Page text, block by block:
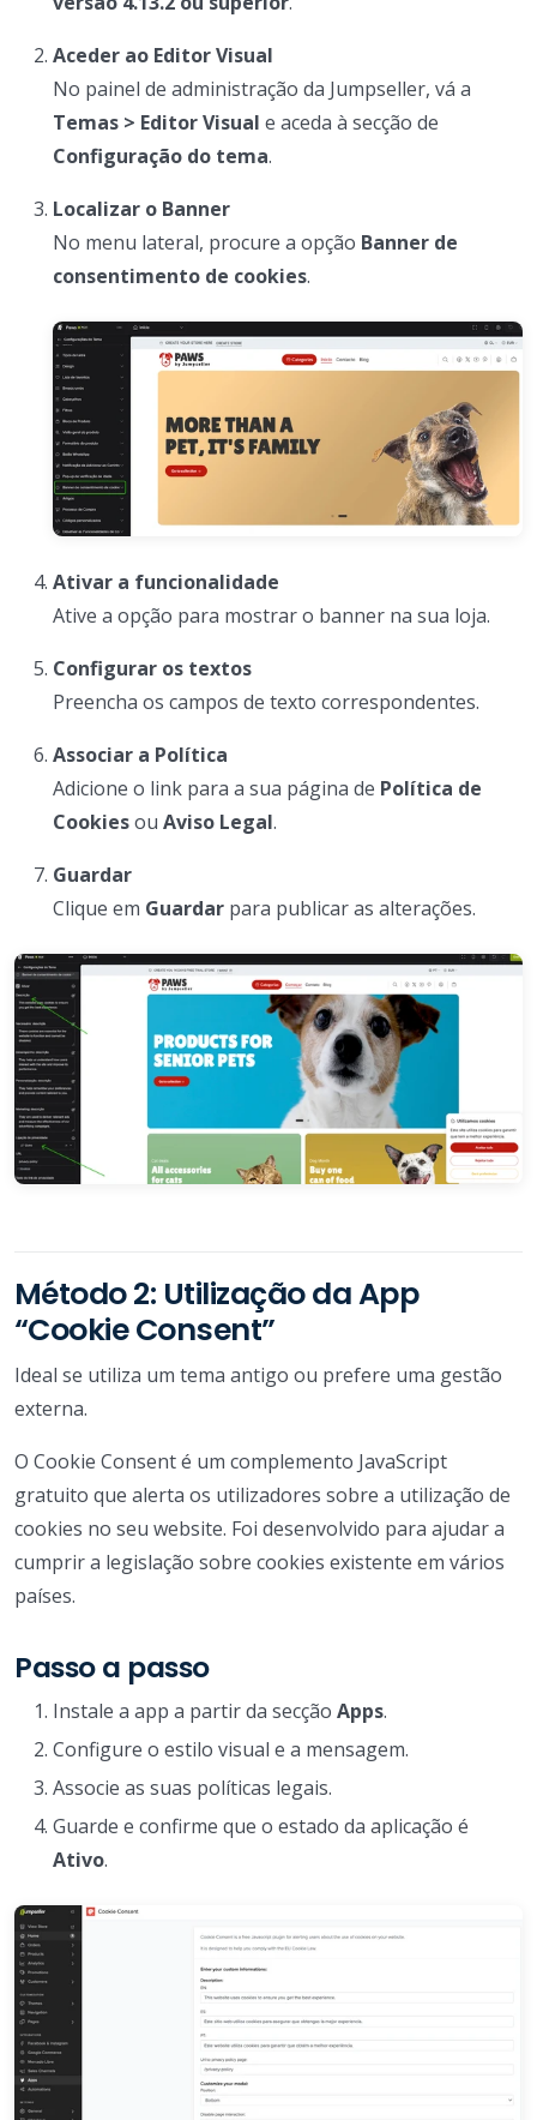
Aceder ao Editor Visual
No painel de administração da Jumpseller, vá a
Temas > Editor Visual e aceda à secção de
Configuração do tema.
Localizar o Banner
No menu lateral, procure a opção Banner de
consentimento de cookies.
Ativar a funcionalidade
Ative a opção para mostrar o banner na sua loja.
Configurar os textos
Preencha os campos de texto correspondentes.
Associar a Política
Adicione o link para a sua página de Política de
Cookiesou Aviso Legal.
Guardar
Clique em Guardar para publicar as alterações.
Método 2: Utilização da App
“Cookie Consent”
Ideal se utiliza um tema antigo ou prefere uma gestão
externa.
O Cookie Consent é um complemento JavaScript
gratuito que alerta os utilizadores sobre a utilização de
cookies no seu website. Foi desenvolvido para ajudar a
cumprir a legislação sobre cookies existente em vários
países.
Passo a passo
Instale a app a partir da secção Apps.
Configure o estilo visual e a mensagem.
Associe as suas políticas legais.
Guarde e confirme que o estado da aplicação é
Ativo.